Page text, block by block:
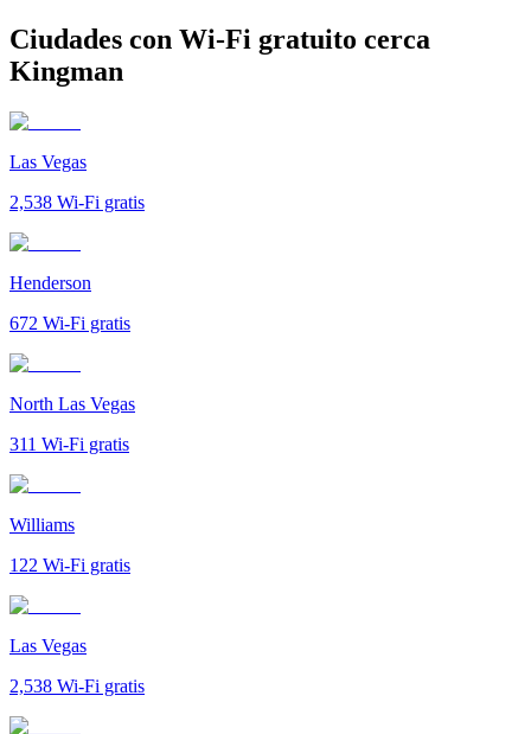
Ciudades con Wi-Fi gratuito cerca
Kingman
Las Vegas
2,538 Wi-Fi gratis
Henderson
672 Wi-Fi gratis
North Las Vegas
311 Wi-Fi gratis
Williams
122 Wi-Fi gratis
Las Vegas
2,538 Wi-Fi gratis